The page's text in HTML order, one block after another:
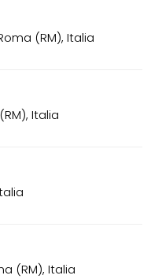
(RM), Italia
Italia
(RM), Italia